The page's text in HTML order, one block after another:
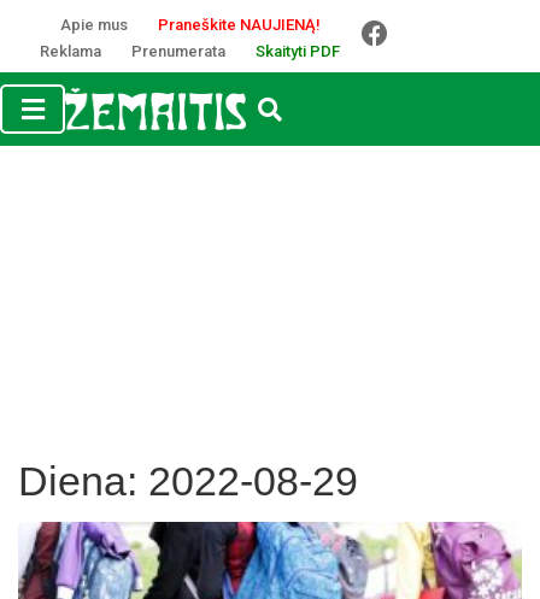
Apie mus
Praneškite NAUJIENĄ!
Reklama
Prenumerata Skaityti PDF
Diena: 2022-08-29